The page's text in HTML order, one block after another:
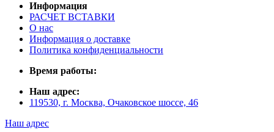
Информация
РАСЧЕТ ВСТАВКИ
О нас
Информация о доставке
Политика конфиденциальности
Время работы:
Наш адрес:
119530, г. Москва, Очаковское шоссе, 46
Наш адрес